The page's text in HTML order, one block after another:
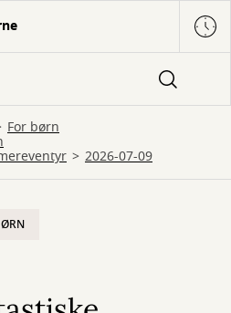
For børn
2026-07-09